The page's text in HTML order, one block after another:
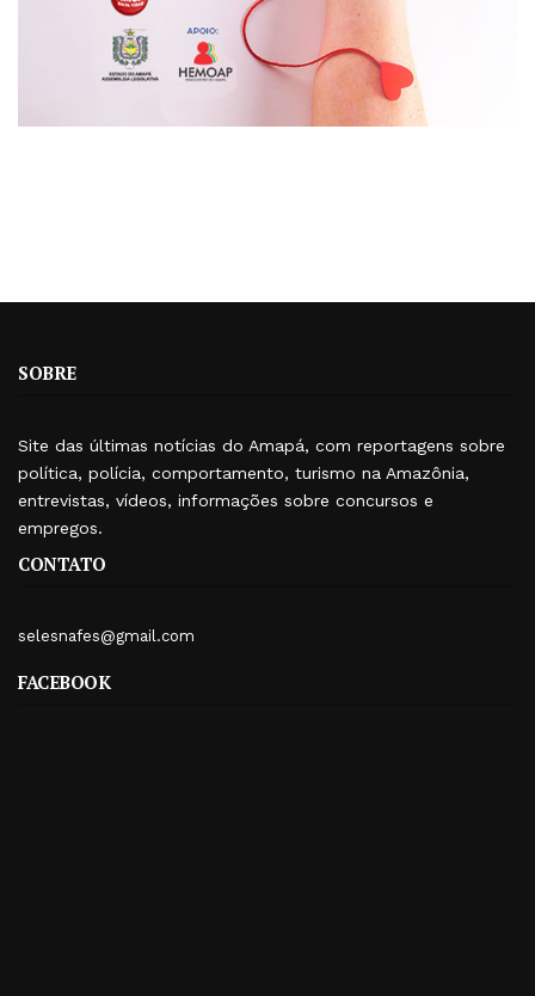
SOBRE
Site das últimas notícias do Amapá, com reportagens sobre
política, polícia, comportamento, turismo na Amazônia,
entrevistas, vídeos, informações sobre concursos e
empregos.
CONTATO
selesnafes@gmail.com
FACEBOOK